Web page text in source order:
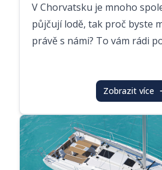
V Chorvatsku je mnoho
půjčují lodě, tak proč byste
právě s námi? To vám rádi
Zobrazit více